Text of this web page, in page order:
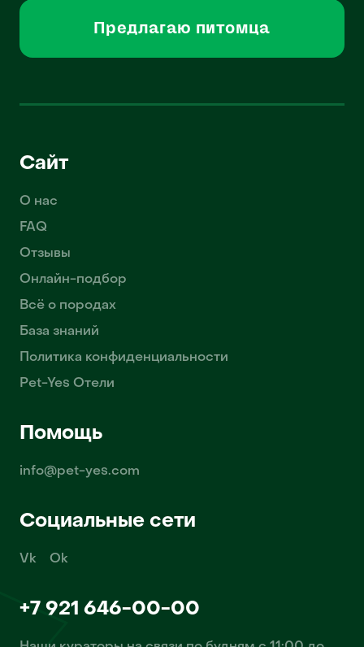
Предлагаю питомца
Сайт
О нас
FAQ
Отзывы
Онлайн-подбор
Всё о породах
База знаний
Политика конфиденциальности
Pet-Yes Отели
Помощь
info@pet-yes.com
Социальные сети
Vk Ok
+7 921 646-00-00